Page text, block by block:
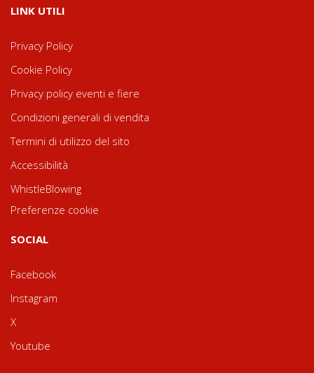
LINK UTILI
Privacy Policy
Cookie Policy
Privacy policy eventi e fiere
Condizioni generali di vendita
Termini di utilizzo del sito
Accessibilità
WhistleBlowing
Preferenze cookie
SOCIAL
Facebook
Instagram
X
Youtube